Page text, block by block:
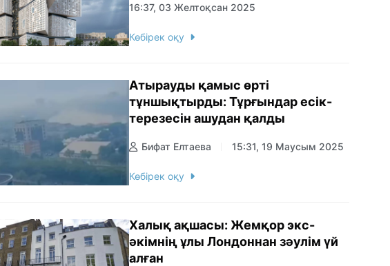
16:37, 03 Желтоқсан 2025
Көбірек оқу
Атырауды қамыс өрті
тұншықтырды: Тұрғындар есік-
терезесін ашудан қалды
Бифат Елтаева 15:31, 19 Маусым 2025
Көбірек оқу
Халық ақшасы: Жемқор экс-
әкімнің ұлы Лондоннан зәулім үй
алған